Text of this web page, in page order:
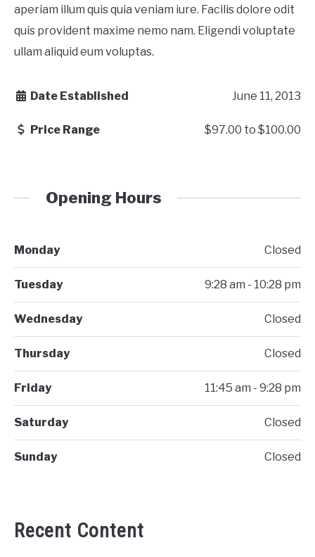
aperiam illum quis quia veniam iure. Facilis dolore odit
quis provident maxime nemo nam. Eligendi voluptate
ullam aliquid eum voluptas.
Date Established June 11, 2013
Price Range $97.00 to $100.00
Opening Hours
Monday Closed
Tuesday 9:28 am - 10:28 pm
Wednesday Closed
Thursday Closed
Friday 11:45 am - 9:28 pm
Saturday Closed
Sunday Closed
Recent Content